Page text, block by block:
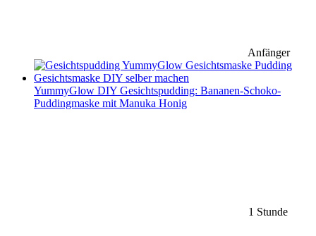
Anfänger
YummyGlow DIY Gesichtspudding: Bananen-Schoko-
Puddingmaske mit Manuka Honig
1 Stunde